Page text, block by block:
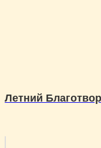
Летний